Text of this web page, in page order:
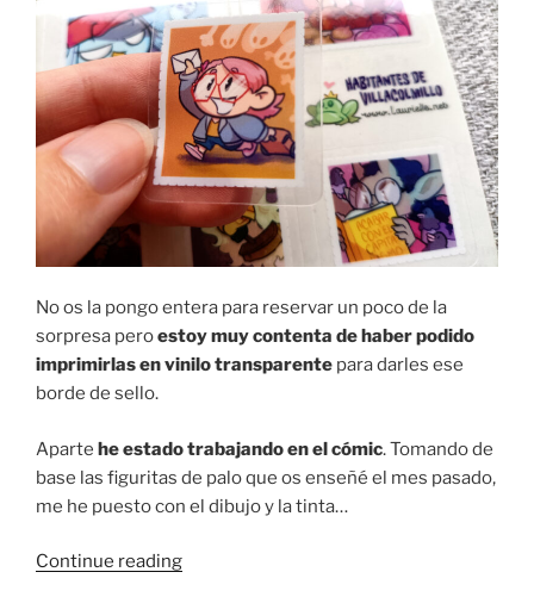
No os la pongo entera para reservar un poco de la
sorpresa peroestoy muy contenta de haber podido
imprimirlas en vinilo transparente para darles ese
borde de sello.
Aparte he estado trabajando en el cómic. Tomando de
base las figuritas de palo que os enseñé el mes pasado,
me he puesto con el dibujo y la tinta…
Continue reading“Trabajando